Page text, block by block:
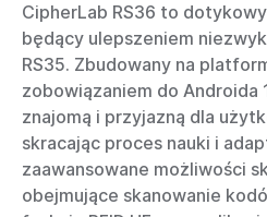
CipherLab RS36 to
będący ulepszeniem
RS35. Zbudowany na
zobowiązaniem do Androida
znajomą i przyjazną dla
skracając proces nauki i
zaawansowane możliwości
obejmujące skanowanie